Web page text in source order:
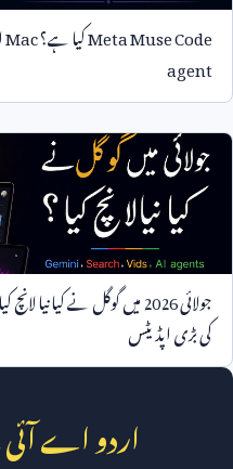
Meta Muse Codeکیا ہے؟Mac
agent
جولائی2026میں گوگل نے کیا نیا لانچ
کی بڑی اپڈیٹس
اردو اے